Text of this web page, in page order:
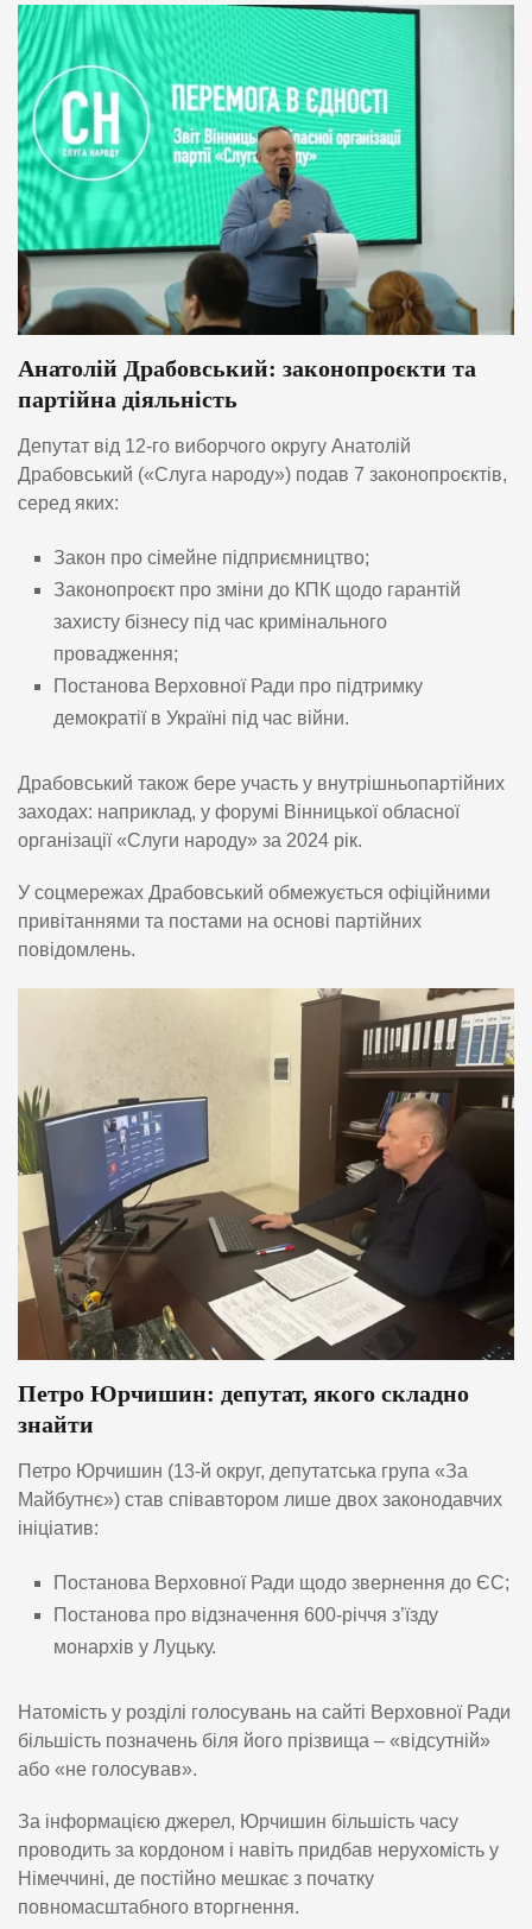
Анатолій Драбовський: законопроєкти та
партійна діяльність
Депутат від 12-го виборчого округу Анатолій
Драбовський («Слуга народу») подав 7 законопроєктів,
серед яких:
Закон про сімейне підприємництво;
Законопроєкт про зміни до КПК щодо гарантій
захисту бізнесу під час кримінального
провадження;
Постанова Верховної Ради про підтримку
демократії в Україні під час війни.
Драбовський також бере участь у внутрішньопартійних
заходах: наприклад, у форумі Вінницької обласної
організації «Слуги народу» за 2024 рік.
У соцмережах Драбовський обмежується офіційними
привітаннями та постами на основі партійних
повідомлень.
Петро Юрчишин: депутат, якого складно
знайти
Петро Юрчишин (13-й округ, депутатська група «За
Майбутнє») став співавтором лише двох законодавчих
ініціатив:
Постанова Верховної Ради щодо звернення до ЄС;
Постанова про відзначення 600-річчя з’їзду
монархів у Луцьку.
Натомість у розділі голосувань на сайті Верховної Ради
більшість позначень біля його прізвища – «відсутній»
або «не голосував».
За інформацією джерел, Юрчишин більшість часу
проводить за кордоном і навіть придбав нерухомість у
Німеччині, де постійно мешкає з початку
повномасштабного вторгнення.